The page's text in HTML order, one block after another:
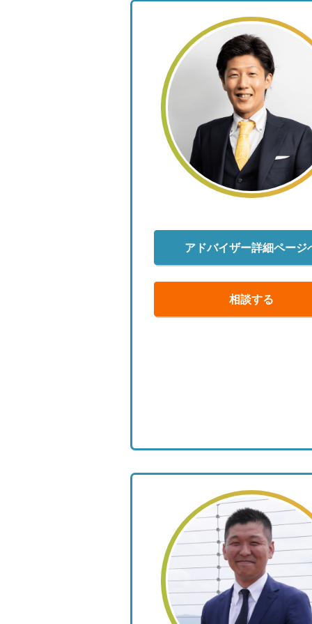
アドバイザー詳細ページ
相談する